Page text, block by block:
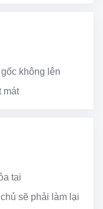
không lên
mát
tai
sẽ phải làm lại